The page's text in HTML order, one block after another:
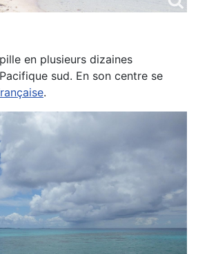
en plusieurs dizaines
sud. En son centre se
.